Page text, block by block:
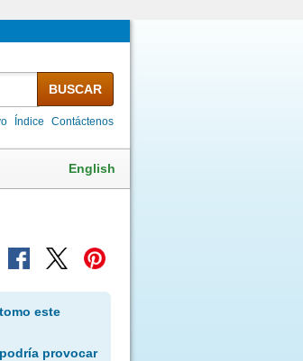
BUSCAR
Índice Contáctenos
English
este
provocar